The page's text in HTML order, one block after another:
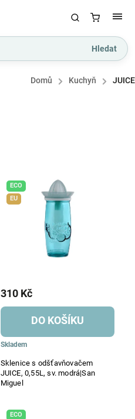
Hledat
Domů / Kuchyň / JUICE
ECO
EU
Sklenice s odšťavňovačem
JUICE, 0,55L, sv. modrá|San
Miguel
Skladem
310 Kč
DO KOŠÍKU
ECO